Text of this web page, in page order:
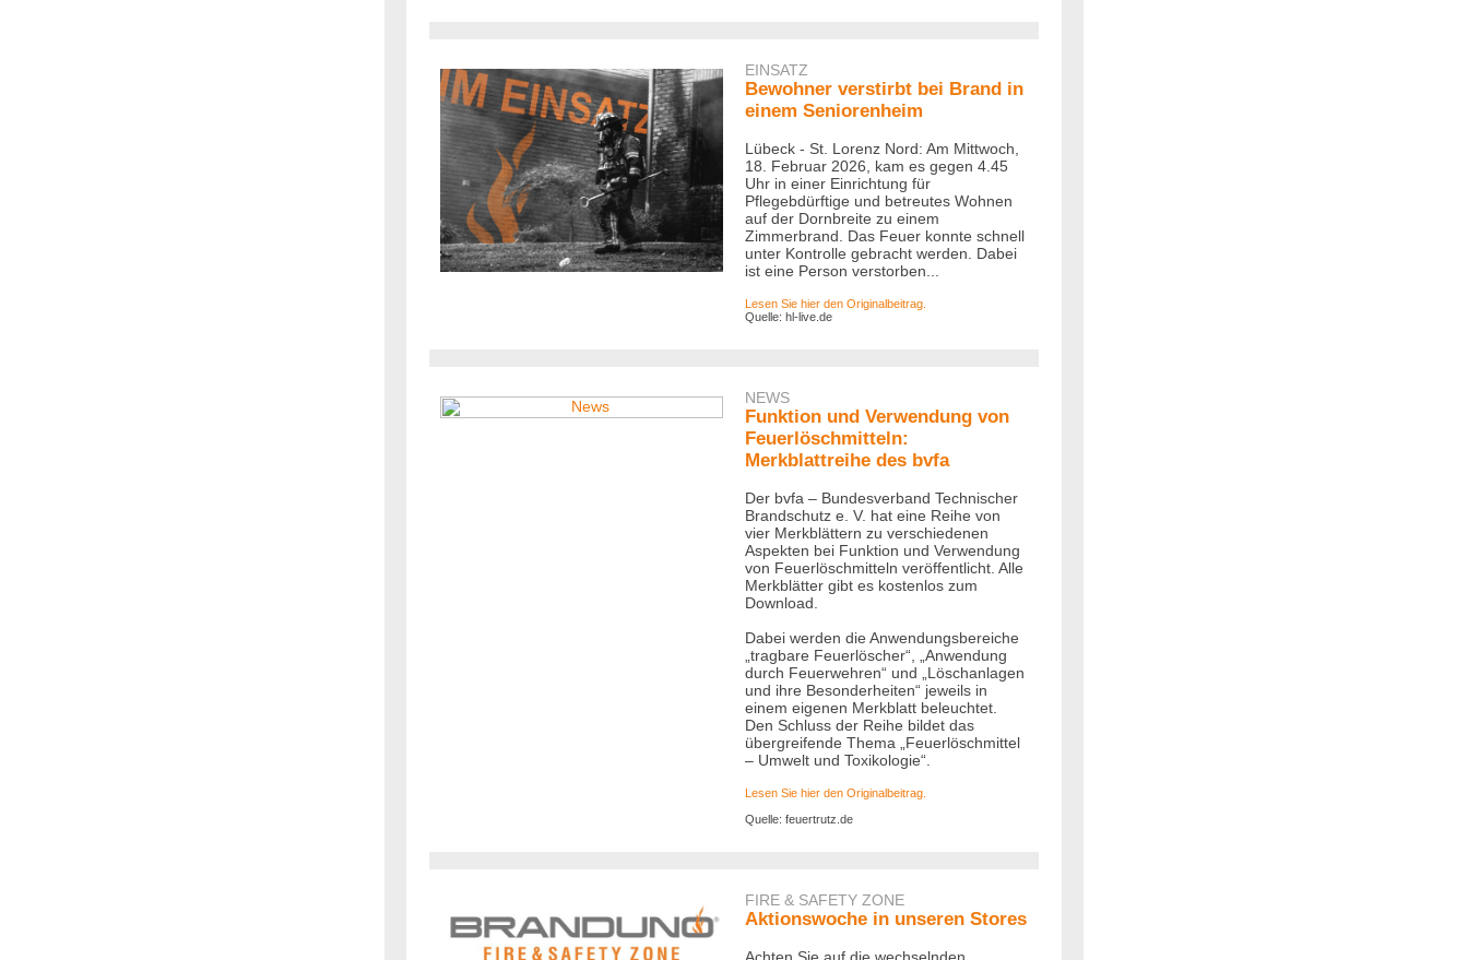
EINSATZ
Bewohner verstirbt bei Brand in
einem Seniorenheim
Lübeck - St. Lorenz Nord: Am Mittwoch,
18. Februar 2026, kam es gegen 4.45
Uhr in einer Einrichtung für
Pflegebdürftige und betreutes Wohnen
auf der Dornbreite zu einem
Zimmerbrand. Das Feuer konnte schnell
unter Kontrolle gebracht werden. Dabei
ist eine Person verstorben...
Lesen Sie hier den Originalbeitrag.
Quelle: hl-live.de
NEWS
Funktion und Verwendung von
Feuerlöschmitteln:
Merkblattreihe des bvfa
Der bvfa – Bundesverband Technischer
Brandschutz e. V. hat eine Reihe von
vier Merkblättern zu verschiedenen
Aspekten bei Funktion und Verwendung
von Feuerlöschmitteln veröffentlicht. Alle
Merkblätter gibt es kostenlos zum
Download.
Dabei werden die Anwendungsbereiche
„tragbare Feuerlöscher“, „Anwendung
durch Feuerwehren“ und „Löschanlagen
und ihre Besonderheiten“ jeweils in
einem eigenen Merkblatt beleuchtet.
Den Schluss der Reihe bildet das
übergreifende Thema „Feuerlöschmittel
– Umwelt und Toxikologie“.
Lesen Sie hier den Originalbeitrag.
Quelle: feuertrutz.de
FIRE & SAFETY ZONE
Aktionswoche in unseren Stores